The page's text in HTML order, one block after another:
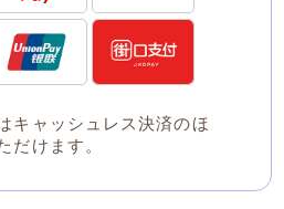
キャッシュレス決済のほ
だけます。